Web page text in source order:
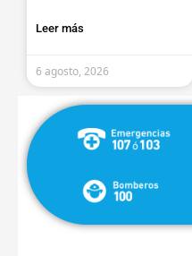
Leer más
6 agosto, 2026